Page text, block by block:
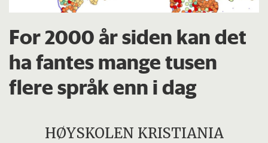
For 2000 år siden kan det
ha fantes mange tusen
flere språk enn i dag
HØYSKOLEN KRISTIANIA